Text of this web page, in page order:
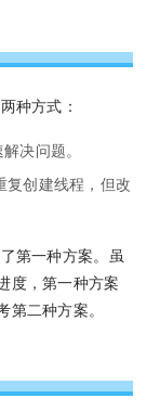
种方式：
解决问题。
复创建线程，但改
第一种方案。虽
度，第一种方案
二种方案。